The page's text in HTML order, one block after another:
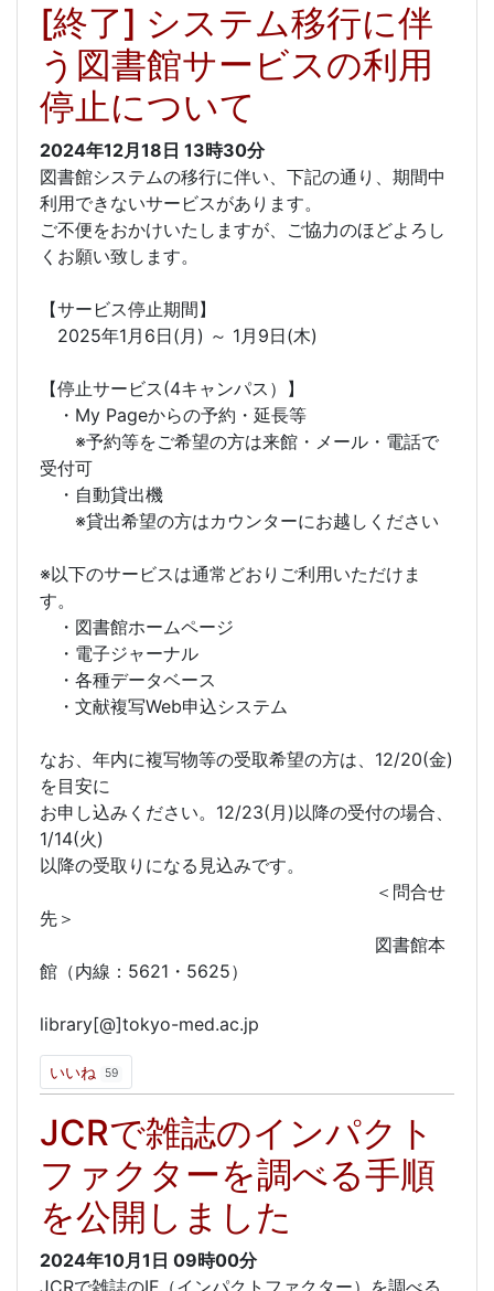
[終了] システム移行に伴
う図書館サービスの利用
停止について
2024年12月18日 13時30分
図書館システムの移行に伴い、下記の通り、期間中
利用できないサービスがあります。
ご不便をおかけいたしますが、ご協力のほどよろし
くお願い致します。
【サービス停止期間】
2025年1月6日(月) ～ 1月9日(木)
【停止サービス(4キャンパス）】
・My Pageからの予約・延長等
※予約等をご希望の方は来館・メール・電話で
受付可
・自動貸出機
※貸出希望の方はカウンターにお越しください
※以下のサービスは通常どおりご利用いただけま
す。
・図書館ホームページ
・電子ジャーナル
・各種データベース
・文献複写Web申込システム
なお、年内に複写物等の受取希望の方は、12/20(金)
を目安に
お申し込みください。12/23(月)以降の受付の場合、
1/14(火)
以降の受取りになる見込みです。
＜問合せ
先＞
図書館本
館（内線：5621・5625）
library[@]tokyo-med.ac.jp
いいね 59
JCRで雑誌のインパクト
ファクターを調べる手順
を公開しました
2024年10月1日 09時00分